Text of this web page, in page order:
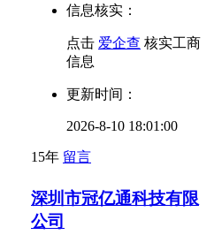
信息核实：
点击 爱企查 核实工商
信息
更新时间：
2026-8-10 18:01:00
15年 留言
深圳市冠亿通科技有限
公司